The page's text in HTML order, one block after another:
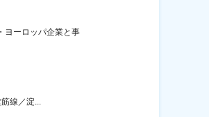
ヨーロッパ企業と事
線／淀...